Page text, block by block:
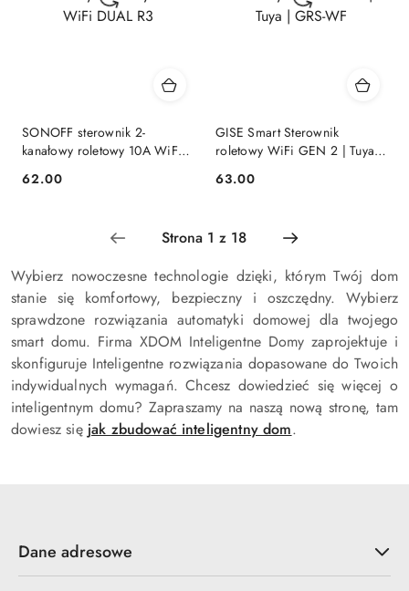
SONOFF sterownik 2-
kanałowy roletowy 10A WiFi
Cena:
62.00
GISE Smart Sterownik
roletowy WiFi GEN 2 | Tuya |
Cena:
63.00
Wybierz nowoczesne technologie dzięki, którym Twój dom
stanie się komfortowy, bezpieczny i oszczędny. Wybierz
sprawdzone rozwiązania automatyki domowej dla twojego
smart domu. Firma XDOM Inteligentne Domy zaprojektuje i
skonfiguruje Inteligentne rozwiązania dopasowane do Twoich
indywidualnych wymagań. Chcesz dowiedzieć się więcej o
inteligentnym domu? Zapraszamy na naszą nową stronę, tam
dowiesz się jak zbudować inteligentny dom.
Dane adresowe